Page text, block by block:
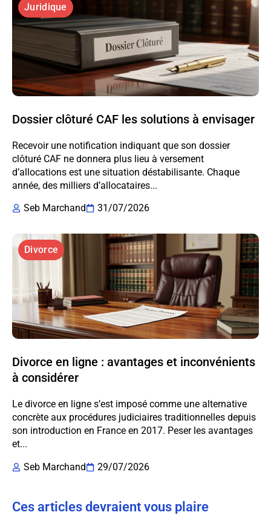
Juridique
Dossier clôturé CAF les solutions à envisager
Recevoir une notification indiquant que son dossier
clôturé CAF ne donnera plus lieu à versement
d’allocations est une situation déstabilisante. Chaque
année, des milliers d’allocataires...
Seb Marchand
31/07/2026
Divorce
Divorce en ligne : avantages et inconvénients
à considérer
Le divorce en ligne s’est imposé comme une alternative
concrète aux procédures judiciaires traditionnelles depuis
son introduction en France en 2017. Peser les avantages
et...
Seb Marchand
29/07/2026
Ces articles devraient vous plaire